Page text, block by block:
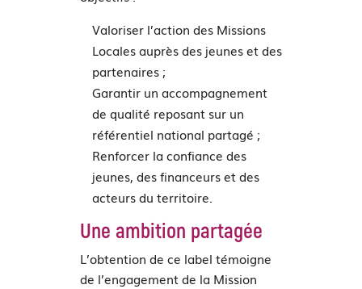
Valoriser l’action des Missions
Locales auprès des jeunes et des
partenaires ;
Garantir un accompagnement
de qualité reposant sur un
référentiel national partagé ;
Renforcer la confiance des
jeunes, des financeurs et des
acteurs du territoire.
Une ambition partagée
L’obtention de ce label témoigne
de l’engagement de la Mission